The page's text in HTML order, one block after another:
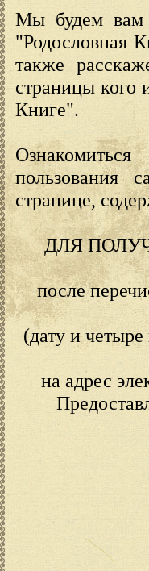
Мы будем вам
"Родословная
также
страницы кого
Книге".
пользования
странице,
ДЛЯ
после
(дату и
на адрес